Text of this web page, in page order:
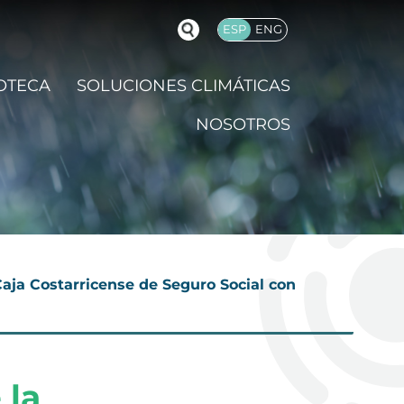
ESP ENG
SOLUCIONES CLIMÁTICAS
NOSOTROS
Costarricense de Seguro Social con